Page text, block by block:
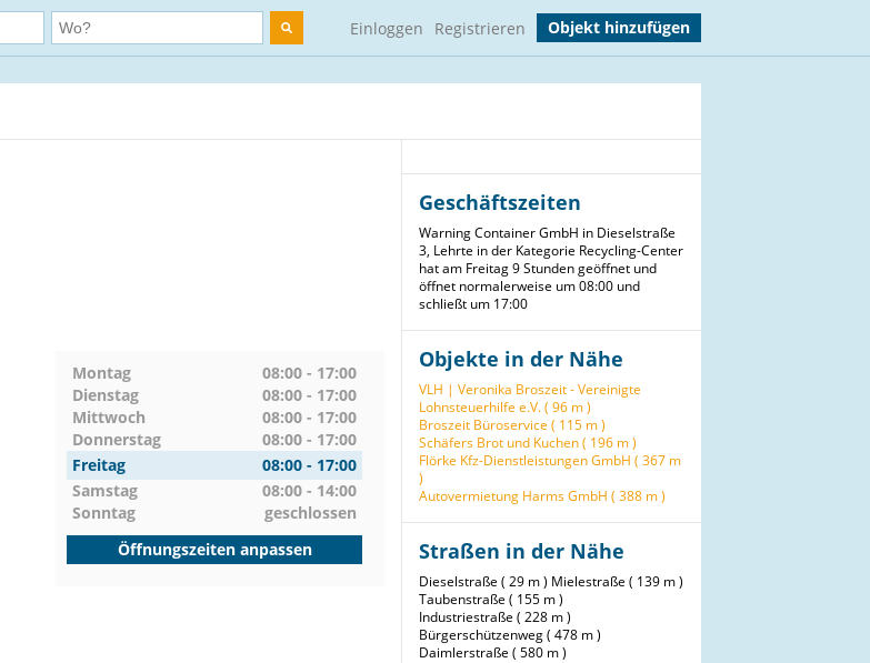
Einloggen Registrieren Objekt hinzufügen
Montag
08:00 - 17:00
Dienstag
08:00 - 17:00
Mittwoch
08:00 - 17:00
Donnerstag
08:00 - 17:00
Freitag
08:00 - 17:00
Samstag
08:00 - 14:00
Sonntag
geschlossen
Öffnungszeiten anpassen
Geschäftszeiten
Warning Container GmbH in Dieselstraße
3, Lehrte in der Kategorie Recycling-Center
hat am Freitag 9 Stunden geöffnet und
öffnet normalerweise um 08:00 und
schließt um 17:00
Objekte in der Nähe
VLH | Veronika Broszeit - Vereinigte
Lohnsteuerhilfe e.V. ( 96 m )
Broszeit Büroservice ( 115 m )
Schäfers Brot und Kuchen ( 196 m )
Flörke Kfz-Dienstleistungen GmbH ( 367 m
)
Autovermietung Harms GmbH ( 388 m )
Straßen in der Nähe
Dieselstraße ( 29 m ) Mielestraße ( 139 m )
Taubenstraße ( 155 m )
Industriestraße ( 228 m )
Bürgerschützenweg ( 478 m )
Daimlerstraße ( 580 m )